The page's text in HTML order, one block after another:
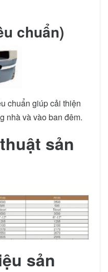
chuẩn)
chuẩn giúp cải thiện
nhà và vào ban đêm.
sản
sản